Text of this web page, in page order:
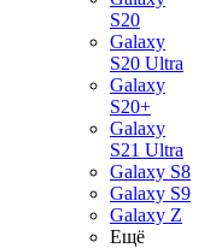
S20
Galaxy
S20 Ultra
Galaxy
S20+
Galaxy
S21 Ultra
Galaxy S8
Galaxy S9
Galaxy Z
Ещё